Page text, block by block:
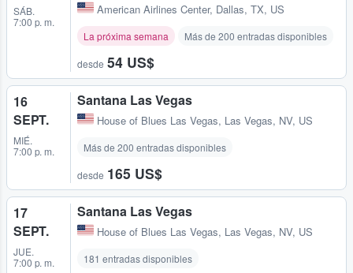
SÁB.
7:00 p. m.
American Airlines Center, Dallas, TX, US
La próxima semana Más de 200 entradas disponibles
desde 54 US$
16
SEPT.
MIÉ.
7:00 p. m.
Santana Las Vegas
House of Blues Las Vegas, Las Vegas, NV, US
Más de 200 entradas disponibles
desde 165 US$
17
SEPT.
JUE.
7:00 p. m.
Santana Las Vegas
House of Blues Las Vegas, Las Vegas, NV, US
181 entradas disponibles